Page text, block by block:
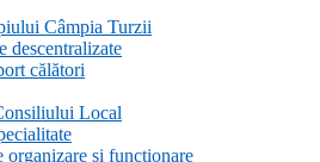
Câmpia Turzii
descentralizate
călători
Local
organizare și funcționare